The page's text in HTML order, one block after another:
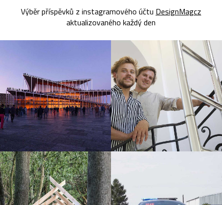
Výběr příspěvků z instagramového účtu DesignMagcz
aktualizovaného každý den